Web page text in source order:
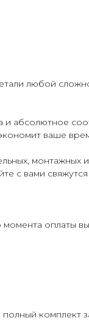
любой
абсолютное
ваше
монтажных
с вами
оплаты
комплект